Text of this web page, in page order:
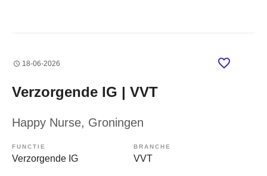
18-06-2026
Verzorgende IG | VVT
Happy Nurse, Groningen
FUNCTIE
Verzorgende IG
BRANCHE
VVT